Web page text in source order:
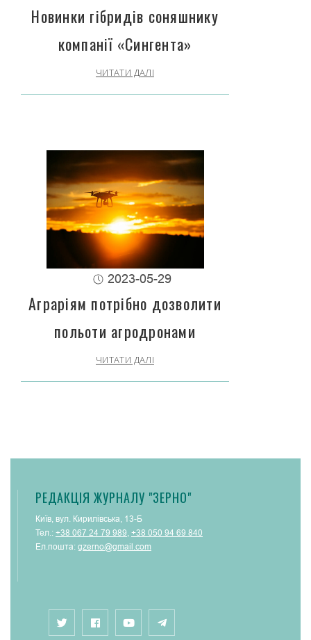
Новинки гібридів соняшнику
компанії «Сингента»
ЧИТАТИ ДАЛІ
2023-05-29
Аграріям потрібно дозволити
польоти агродронами
ЧИТАТИ ДАЛІ
РЕДАКЦІЯ ЖУРНАЛУ "ЗЕРНО"
Київ, вул. Кирилівська, 13-Б
Тел.: +38 067 24 79 989, +38 050 94 69 840
Ел.пошта: gzerno@gmail.com